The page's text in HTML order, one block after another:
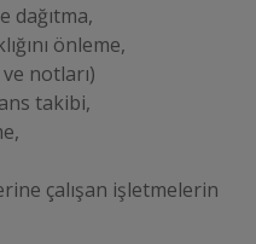
dağıtma,
önleme,
notları)
takibi,
çalışan işletmelerin